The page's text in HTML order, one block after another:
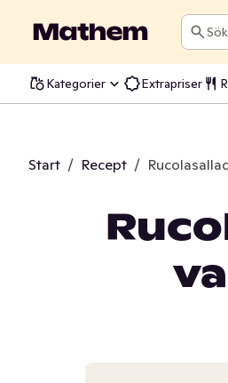
Sök
Kategorier Extrapriser
Start / Recept /